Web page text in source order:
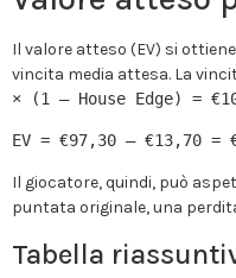
Il valore atteso (EV) si
vincita media attesa. La
× (1 – House Edge) =
EV = €97,30 – €13,70 =
Il giocatore, quindi, può
puntata originale, una
Tabella